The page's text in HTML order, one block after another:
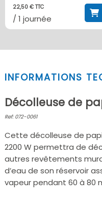
22,50 € TTC
/ 1 journée
INFORMATIONS
Décolleuse de
Ref: 072-0061
Cette décolleuse de
2200 W permettra de
autres revêtements
d’eau de son réservoir
vapeur pendant 60 à 80